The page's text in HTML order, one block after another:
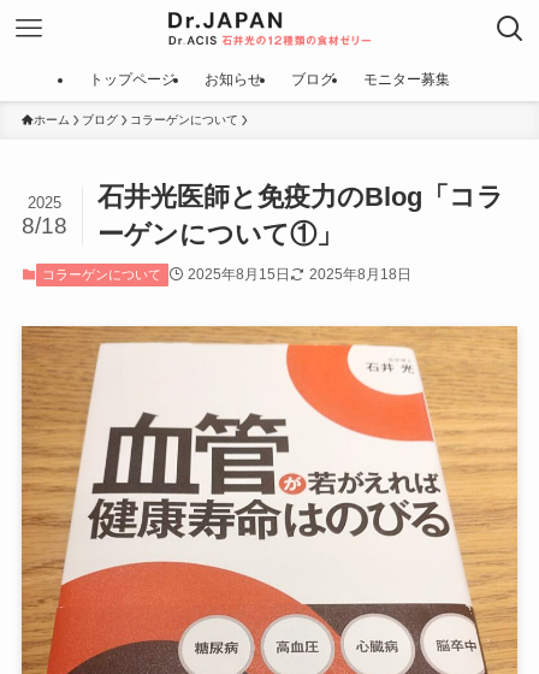
トップページ お知らせ ブログ モニター募集
ホーム ブログ コラーゲンについて
石井光医師と免疫力のBlog「コラ
ーゲンについて①」
2025
8/18
コラーゲンについて 2025年8月15日 2025年8月18日